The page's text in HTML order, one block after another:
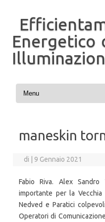
Energetico
Vai al contenuto
maneskin
di 9 Gennaio 2021
Fabio Riva. Alex
importante per la Vecchia
Nedved e Paratici
Operatori di